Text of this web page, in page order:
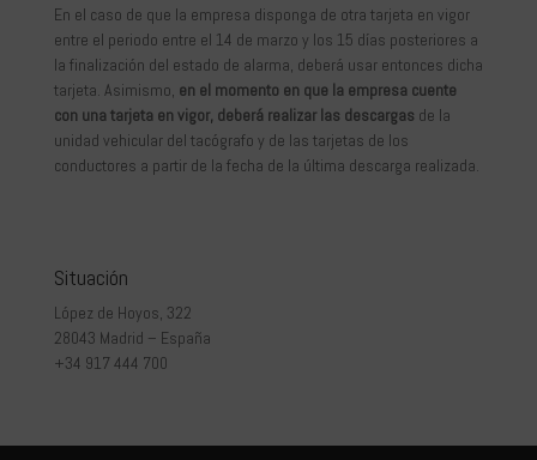
En el caso de que la empresa disponga de otra tarjeta en vigor
entre el periodo entre el 14 de marzo y los 15 días posteriores a
la finalización del estado de alarma, deberá usar entonces dicha
tarjeta. Asimismo, en el momento en que la empresa cuente
con una tarjeta en vigor, deberá realizar las descargas de la
unidad vehicular del tacógrafo y de las tarjetas de los
conductores a partir de la fecha de la última descarga realizada.
Situación
López de Hoyos, 322
28043 Madrid – España
+34 917 444 700